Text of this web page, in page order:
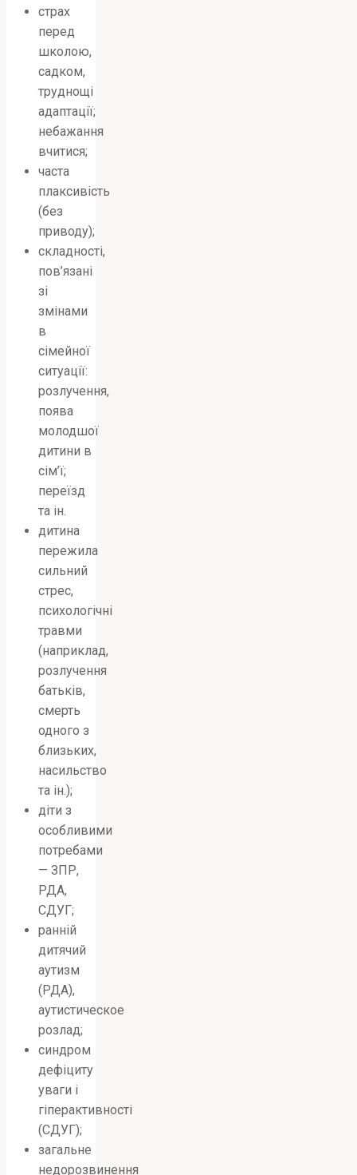
страх
перед
школою,
садком,
труднощі
адаптації;
небажання
вчитися;
часта
плаксивість
(без
приводу);
складності,
пов’язані
зі
змінами
в
сімейної
ситуації:
розлучення,
поява
молодшої
дитини в
сім’ї;
переїзд
та ін.
дитина
пережила
сильний
стрес,
психологічні
травми
(наприклад,
розлучення
батьків,
смерть
одного з
близьких,
насильство
та ін.);
діти з
особливими
потребами
— ЗПР,
РДА,
СДУГ;
ранній
дитячий
аутизм
(РДА),
аутистическое
розлад;
синдром
дефіциту
уваги і
гіперактивності
(СДУГ);
загальне
недорозвинення